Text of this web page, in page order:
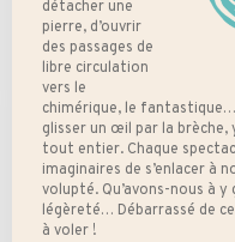
détacher une
pierre, d’ouvrir
des passages de
libre circulation
vers le
chimérique, le
glisser un œil par la brèche,
tout entier. Chaque
imaginaires de s’enlacer à
volupté. Qu’avons-nous à
légèreté… Débarrassé de
à voler !